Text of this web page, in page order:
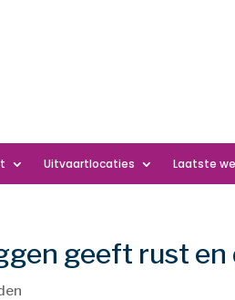
Uitvaartlocaties Laatste
geeft rust en